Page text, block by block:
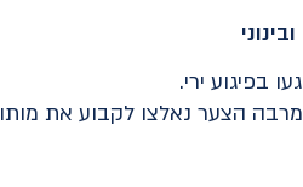
בפיגוע ירי.
של מד"א ביצעו הכוננים פעולות החייאה מתקדמות בגבר כבן 35, אך למרבה הצער נאלצו לקבוע את מותו